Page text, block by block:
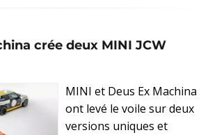
crée deux MINI JCW
MINI et Deus Ex Machina
ont levé le voile sur deux
versions uniques et